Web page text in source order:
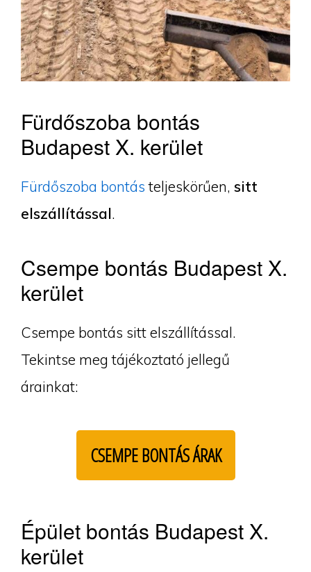
Fürdőszoba bontás
Budapest X. kerület
Fürdőszoba bontásteljeskörűen, sitt
elszállítással.
Csempe bontás Budapest X.
kerület
Csempe bontás sitt elszállítással.
Tekintse meg tájékoztató jellegű
árainkat:
CSEMPE BONTÁS ÁRAK
Épület bontás Budapest X.
kerület